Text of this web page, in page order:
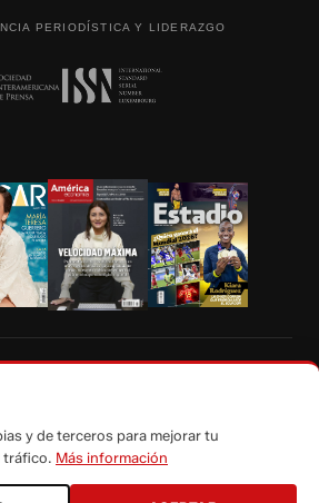
PERIODÍSTICA Y LIDERAZGO
de todos los contenidos de Vistazo.com.
y de terceros para mejorar tu
tráfico. Más información